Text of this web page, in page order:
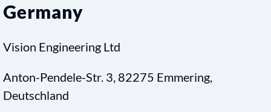
Germany
Vision Engineering Ltd
Anton-Pendele-Str. 3, 82275 Emmering,
Deutschland